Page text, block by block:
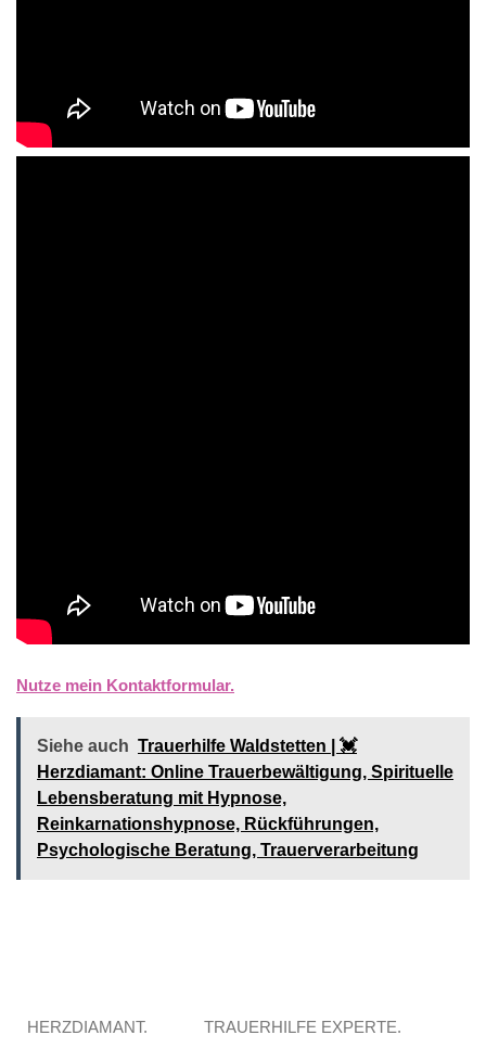
Nutze mein Kontaktformular.
Siehe auch Trauerhilfe Waldstetten | 💓️️
Herzdiamant: Online Trauerbewältigung, Spirituelle
Lebensberatung mit Hypnose,
Reinkarnationshypnose, Rückführungen,
Psychologische Beratung, Trauerverarbeitung
HERZDIAMANT. TRAUERHILFE EXPERTE.